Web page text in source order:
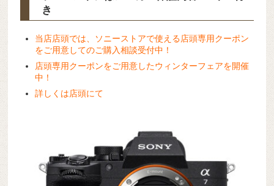
き
当店店頭では、ソニーストアで使える店頭専用クーポン
をご用意してのご購入相談受付中！
店頭専用クーポンをご用意したウィンターフェアを開催
中！
詳しくは店頭にて